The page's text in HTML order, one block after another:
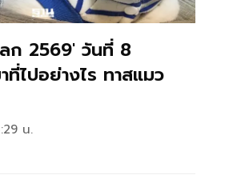
ก 2569' วันที่ 8
ไปอย่างไร ทาสแมว
น.